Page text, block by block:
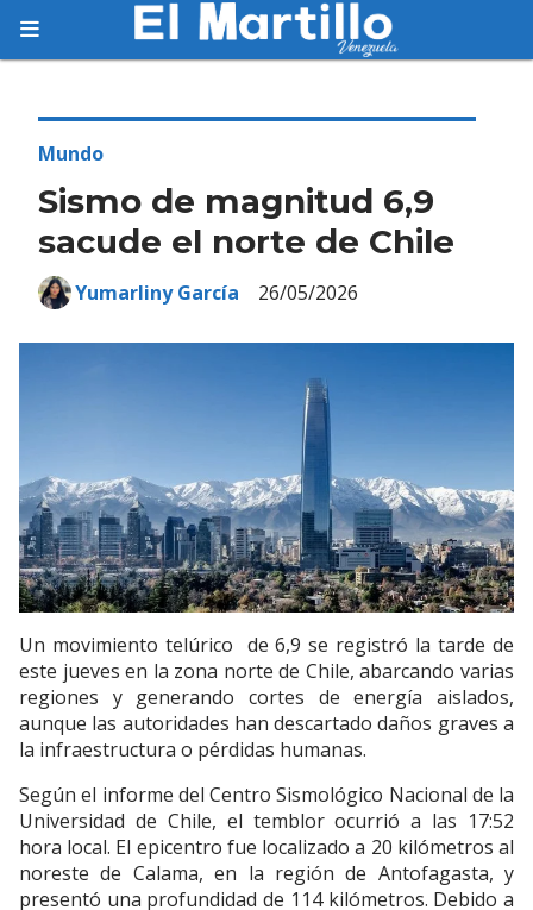
Sismo de magnitud 6,9
sacude el norte de Chile
Mundo
26/05/2026
Yumarliny García
Un movimiento telúrico de 6,9 se registró la tarde de
este jueves en la zona norte de Chile, abarcando varias
regiones y generando cortes de energía aislados,
aunque las autoridades han descartado daños graves a
la infraestructura o pérdidas humanas.
Según el informe del Centro Sismológico Nacional de la
Universidad de Chile, el temblor ocurrió a las 17:52
hora local. El epicentro fue localizado a 20 kilómetros al
noreste de Calama, en la región de Antofagasta, y
presentó una profundidad de 114 kilómetros. Debido a
Suscríbete
Suscríbete a nuestro servicio gratuito de
información diaria en tu email.
Suscribirme